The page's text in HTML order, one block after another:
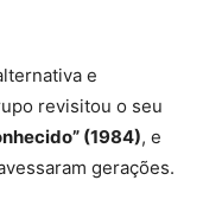
e
revisitou o seu
(1984), e
gerações.